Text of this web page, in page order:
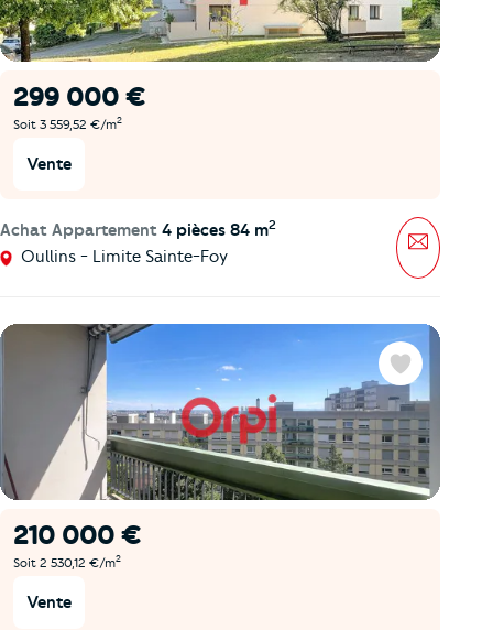
299 000 €
Soit 3 559,52 €/m2
Vente
Achat Appartement 4 pièces 84 m2
Oullins - Limite Sainte-Foy
Message
210 000 €
Soit 2 530,12 €/m2
Vente
Favoris